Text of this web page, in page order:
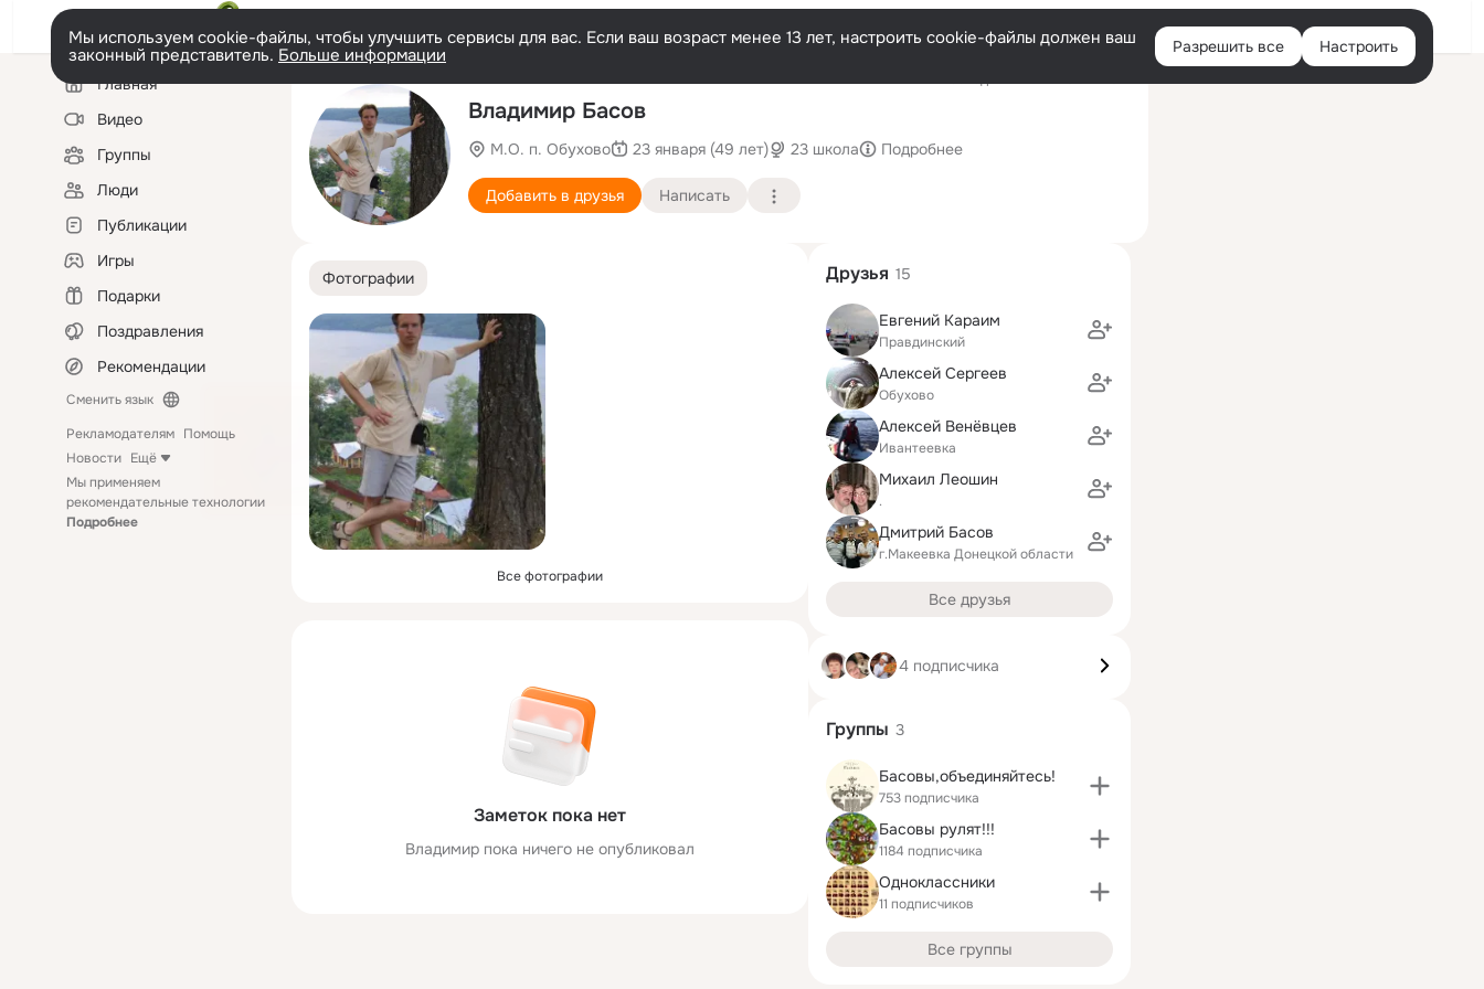
Войти
Мы используем cookie-файлы, чтобы улучшить сервисы для вас. Если ваш возраст менее 13 лет, настроить cookie-файлы должен ваш
законный представитель. Больше информации Разрешить все Настроить
Левая
колонкаГлавная
Видео
Группы
Люди
Публикации
Игры
Подарки
Поздравления
Рекомендации
Сменить язык
Рекламодателям Помощь
Новости Ещё
Мы применяем
рекомендательные технологии
Подробнее
Владимир Басов
М.О. п. Обухово 23 января (49 лет) 23 школа Подробнее
Добавить в друзья Написать
Фотографии
Все фотографии
Заметок пока нет
Владимир пока ничего не опубликовал
Друзья 15
Евгений Караим
Правдинский
Алексей Сергеев
Обухово
Алексей Венёвцев
Ивантеевка
Михаил Леошин
.
Дмитрий Басов
г.Макеевка Донецкой области
Все друзья
4 подписчика
Группы 3
Басовы,объединяйтесь!
753 подписчика
Басовы рулят!!!
1184 подписчика
Одноклассники
11 подписчиков
Все группы